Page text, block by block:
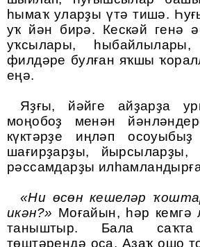
һымаҡ уларҙы үтә тишә.
уҡ йән бирә. Кескәй генә
уҡсылары,
филдәре булған яҡшы
еңә.
Яҙғы, йәйге айҙарҙа
моңобоҙ менән
күктәрҙе иңләп
шағирҙарҙы, йырсыларҙы,
рәссамдарҙы
«Ни өсөн кешеләр
икән?» Моғайын, һәр кемгә
таныштыр. Бала
төштәрендә оса. Аҙаҡ ошо